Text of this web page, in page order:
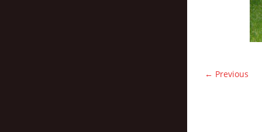
← Previous